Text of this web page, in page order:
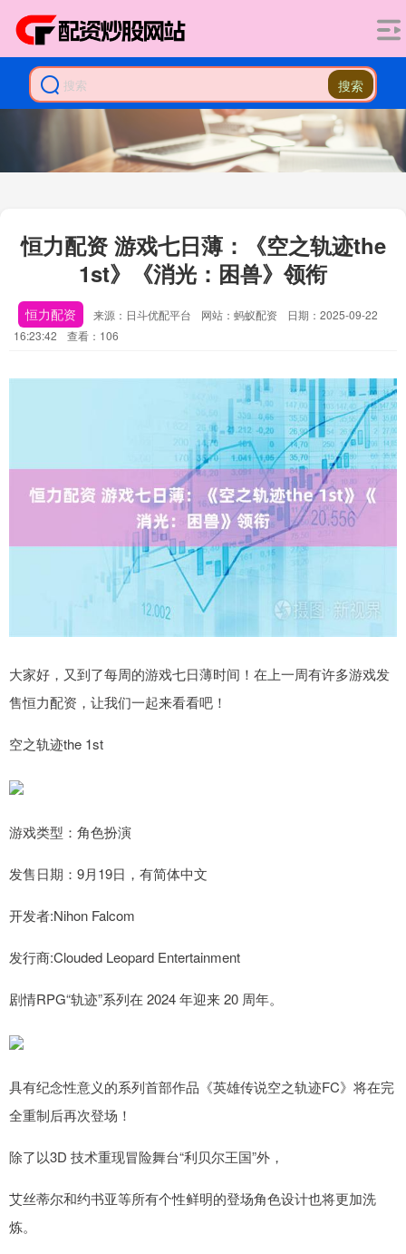
搜索
恒力配资 游戏七日薄：《空之轨迹the
1st》《消光：困兽》领衔
恒力配资 来源：日斗优配平台 网站：蚂蚁配资
日期：2025-09-22
16:23:42
查看：106
大家好，又到了每周的游戏七日薄时间！在上一周有许多游戏发
售恒力配资，让我们一起来看看吧！
空之轨迹the 1st
游戏类型：角色扮演
发售日期：9月19日，有简体中文
开发者:Nihon Falcom
发行商:Clouded Leopard Entertainment
剧情RPG“轨迹”系列在 2024 年迎来 20 周年。
具有纪念性意义的系列首部作品《英雄传说空之轨迹FC》将在完
全重制后再次登场！
除了以3D 技术重现冒险舞台“利贝尔王国”外，
艾丝蒂尔和约书亚等所有个性鲜明的登场角色设计也将更加洗
炼。